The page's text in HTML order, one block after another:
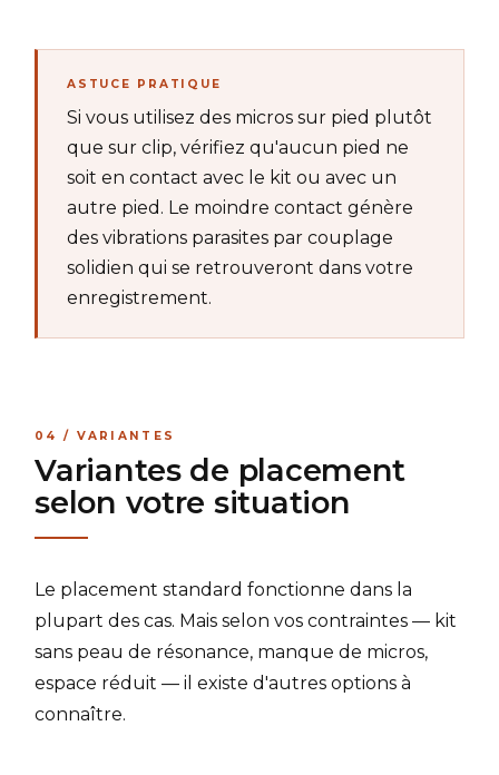
ASTUCE PRATIQUE
Si vous utilisez des micros sur pied plutôt
que sur clip, vérifiez qu'aucun pied ne
soit en contact avec le kit ou avec un
autre pied. Le moindre contact génère
des vibrations parasites par couplage
solidien qui se retrouveront dans votre
enregistrement.
04 / VARIANTES
Variantes de placement
selon votre situation
Le placement standard fonctionne dans la
plupart des cas. Mais selon vos contraintes — kit
sans peau de résonance, manque de micros,
espace réduit — il existe d'autres options à
connaître.